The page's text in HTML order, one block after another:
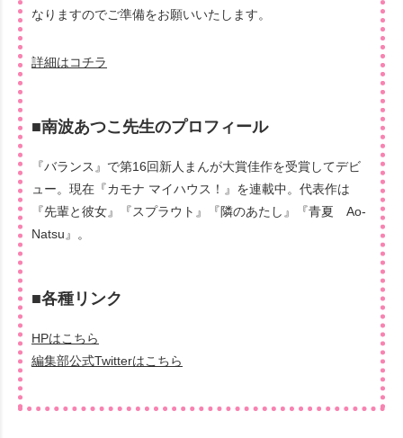
なりますのでご準備をお願いいたします。
詳細はコチラ
■南波あつこ先生のプロフィール
『バランス』で第16回新人まんが大賞佳作を受賞してデビ
ュー。現在『カモナ マイハウス！』を連載中。代表作は
『先輩と彼女』『スプラウト』『隣のあたし』『青夏 Ao-
Natsu』。
■各種リンク
HPはこちら
編集部公式Twitterはこちら